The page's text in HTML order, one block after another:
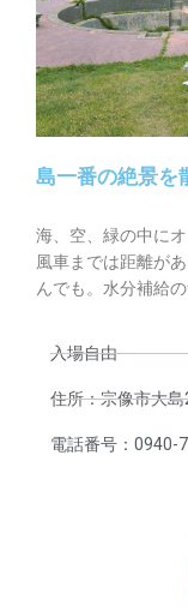
島一番の絶景を
海、空、緑の中に
風車までは距離が
んでも。水分補給
入場自由
住所：宗像市大
電話番号：0940-